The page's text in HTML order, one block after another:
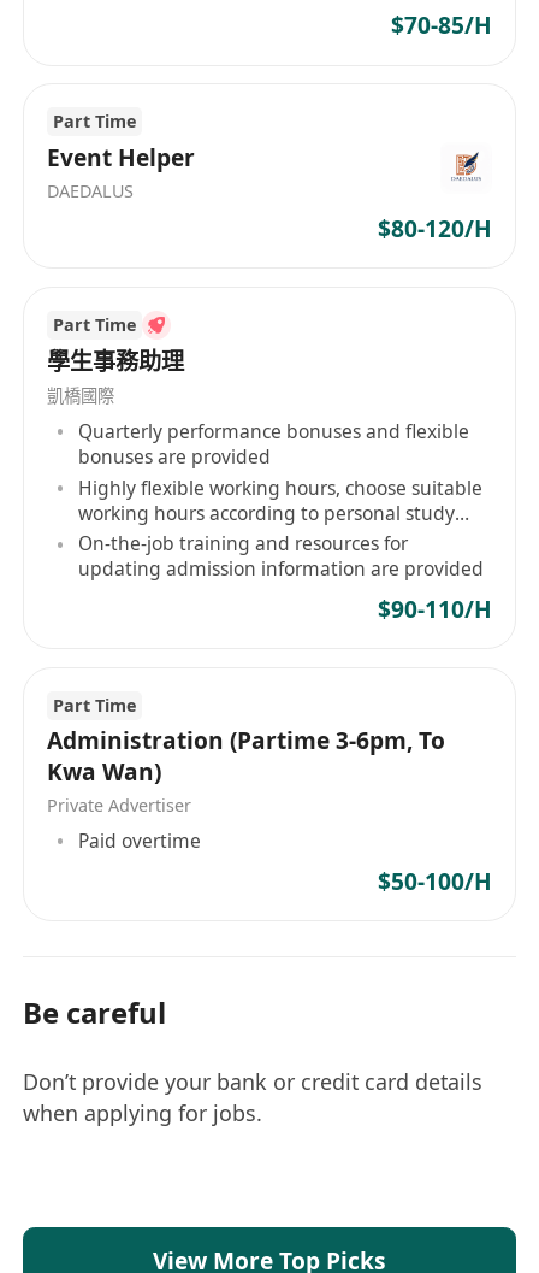
----------------------------
威學一百 是集教育咨詢、學習規劃、圖書出版為一
體的國際教育集團，旨在培養綜合性國際化人才，
提供留學前的綜合能力提升輔導、海外高校課程培
家中心，以全人教育為理念，提供一站式國際教育
服務，秉承「不走彎路就是捷徑」的品牌使命，為
培養國際化人才而努力。公司發展迅速、人性化管
理、潛力無限。
$70-85/H
Part Time
Event Helper
DAEDALUS
$80-120/H
Part Time
學生事務助理
凱橋國際
Quarterly performance bonuses and flexible
bonuses are provided
Highly flexible working hours, choose suitable
working hours according to personal study
and life rhythm
On-the-job training and resources for
updating admission information are provided
$90-110/H
Part Time
Administration (Partime 3-6pm, To
Kwa Wan)
Private Advertiser
Paid overtime
$50-100/H
Be careful
Don’t provide your bank or credit card details
when applying for jobs.
View More Top Picks